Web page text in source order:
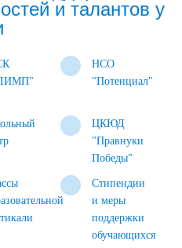
и талантов у
НСО
"Потенциал"
ЦКЮД
"Правнуки
Победы"
Стипендии
и меры
поддержки
обучающихся